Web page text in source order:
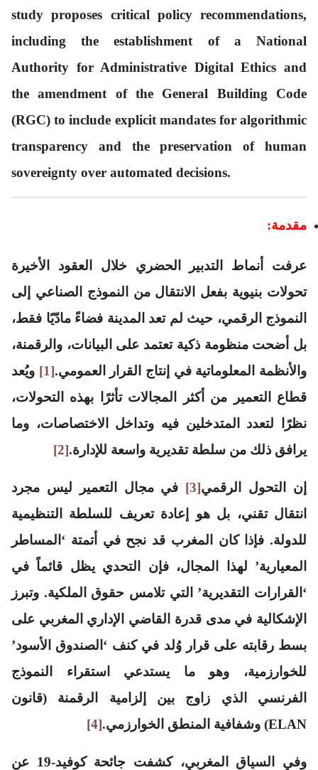
study proposes critical policy recommendations,
including the establishment of a National
Authority for Administrative Digital Ethics and
the amendment of the General Building Code
(RGC) to include explicit mandates for algorithmic
transparency and the preservation of human
sovereignty over automated decisions.
مقدمة:
عرفت أنماط التدبير الحضري خلال العقود الأخيرة
تحولات بنيوية بفعل الانتقال من النموذج الصناعي إلى
النموذج الرقمي، حيث لم تعد المدينة فضاءً مادّيًا فقط،
بل أضحت منظومة ذكية تعتمد على البيانات، والرقمنة،
والأنظمة المعلوماتية في إنتاج القرار العمومي.[1]
ويُعد
قطاع التعمير من أكثر المجالات تأثرًا بهذه التحولات،
نظرًا لتعدد المتدخلين فيه وتداخل الاختصاصات، وما
يرافق ذلك من سلطة تقديرية واسعة للإدارة.[2]
إن التحول الرقمي[3]
في مجال التعمير ليس مجرد
انتقال تقني، بل هو إعادة تعريف للسلطة التنظيمية
للدولة. فإذا كان المغرب قد نجح في أتمتة ‘المساطر
المعيارية’ لهذا المجال، فإن التحدي يظل قائماً في
‘القرارات التقديرية’ التي تلامس حقوق الملكية. وتبرز
الإشكالية في مدى قدرة القاضي الإداري المغربي على
بسط رقابته على قرار وُلد في كنف ‘الصندوق الأسود’
للخوارزمية، وهو ما يستدعي استقراء النموذج
الفرنسي الذي زاوج بين إلزامية الرقمنة (قانون
ELAN) وشفافية المنطق الخوارزمي.
[4]
وفي السياق المغربي، كشفت جائحة كوفيد-19 عن